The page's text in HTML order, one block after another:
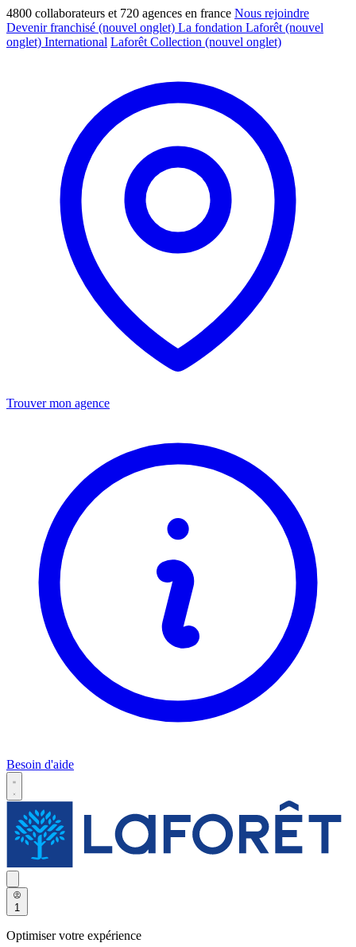
4800 collaborateurs et 720 agences en france Nous rejoindre
Devenir franchisé (nouvel onglet) La fondation Laforêt (nouvel
onglet) International Laforêt Collection (nouvel onglet)
Trouver mon agence
Besoin d'aide
1
Optimiser votre expérience